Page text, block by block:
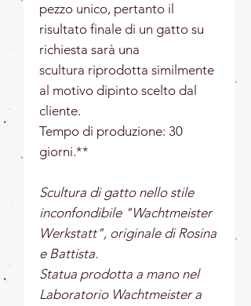
pezzo unico, pertanto il
risultato finale di un gatto su
richiesta sarà una
scultura riprodotta similmente
al motivo dipinto scelto dal
cliente.
Tempo di produzione: 30
giorni.**
Scultura di gatto nello stile
inconfondibile "Wachtmeister
Werkstatt", originale di Rosina
e Battista.
Statua prodotta a mano nel
Laboratorio Wachtmeister a